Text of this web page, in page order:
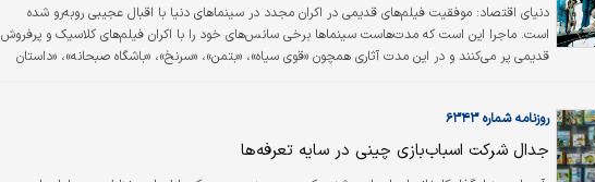
دنیای اقتصاد: موفقیت فیلم‌های قدیمی در اکران مجدد در سینماهای دنیا با اقبال عجیبی روبه‌رو شده
است. ماجرا این است که مدت‌هاست سینماها برخی سانس‌های خود را با اکران فیلم‌های کلاسیک و پرفروش
قدیمی پر می‌کنند و در این مدت آثاری همچون «قوی سیاه»، «بتمن»، «سرنخ»، «باشگاه صبحانه»، «داستان
شده که محصول سال ۱۹۷۵ است و ۵۰…
روزنامه شماره ۶۳۴۳
جدال شرکت اسباب‏‏‌بازی چینی در سایه تعرفه‏‏‌ها